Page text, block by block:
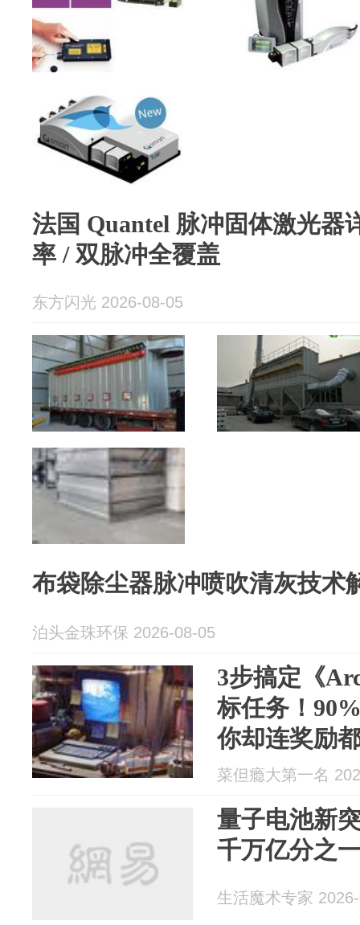
法国 Quantel 脉冲固体激光器
率 / 双脉冲全覆盖
东方闪光 2026-08-05
布袋除尘器脉冲喷吹清灰技术
泊头金珠环保 2026-08-05
3步搞定《
标任务！
你却连奖励
菜但瘾大第一名
量子电池新
千万亿分之
生活魔术专家